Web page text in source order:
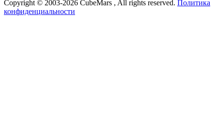
Copyright © 2003-2026 CubeMars , All rights reserved. Политика
конфиденциальности